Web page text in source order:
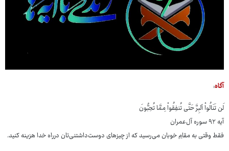
آگاه:
لَن تَنَالُواْ ٱلبِرَّ حَتَّی تُنفِقُواْ مِمَّا تُحِبُّونَ
آیه ۹۲ سوره آل‌عمران
فقط وقتی به مقامِ خوبان می‌رسید که از چیزهای دوست‌داشتنی‌تان درراه خدا هزینه کنید.